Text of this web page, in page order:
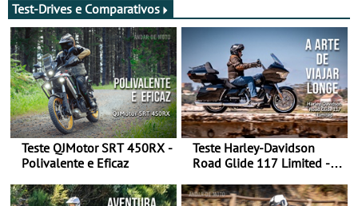
Test-Drives e Comparativos
Teste QJMotor SRT 450RX -
Polivalente e Eficaz
Teste Harley-Davidson
Road Glide 117 Limited - A